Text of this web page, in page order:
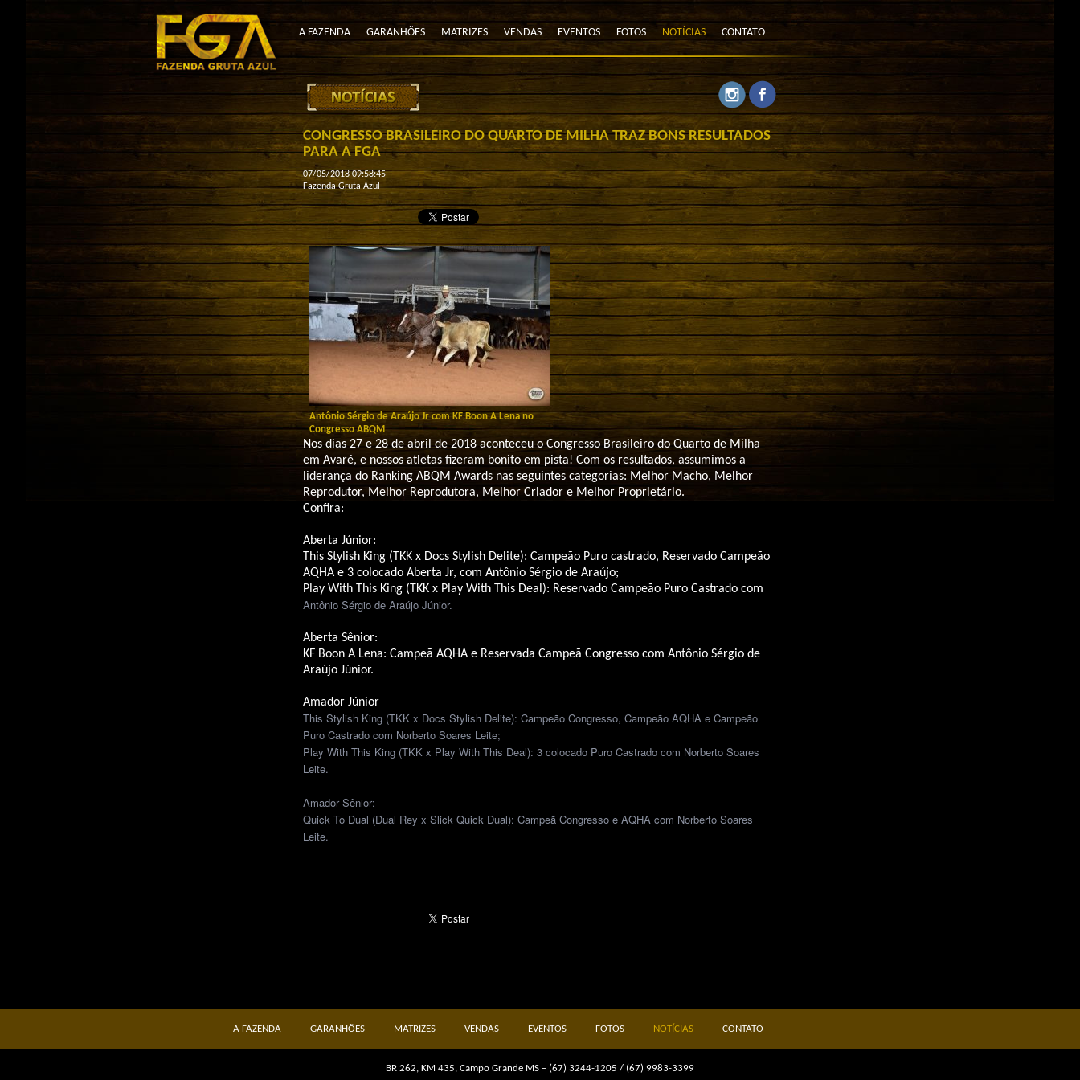
A FAZENDA GARANHÕES MATRIZES VENDAS EVENTOS FOTOS NOTÍCIAS CONTATO
CONGRESSO BRASILEIRO DO QUARTO DE MILHA TRAZ BONS RESULTADOS
PARA A FGA
07/05/2018 09:58:45
Fazenda Gruta Azul
Antônio Sérgio de Araújo Jr com KF Boon A Lena no
Congresso ABQM
Nos dias 27 e 28 de abril de 2018 aconteceu o Congresso Brasileiro do Quarto de Milha
em Avaré, e nossos atletas fizeram bonito em pista! Com os resultados, assumimos a
liderança do Ranking ABQM Awards nas seguintes categorias: Melhor Macho, Melhor
Reprodutor, Melhor Reprodutora, Melhor Criador e Melhor Proprietário.
Confira:
Aberta Júnior:
This Stylish King (TKK x Docs Stylish Delite): Campeão Puro castrado, Reservado Campeão
AQHA e 3 colocado Aberta Jr, com Antônio Sérgio de Araújo;
Play With This King (TKK x Play With This Deal): Reservado Campeão Puro Castrado com
Antônio Sérgio de Araújo Júnior.
Aberta Sênior:
KF Boon A Lena: Campeã AQHA e Reservada Campeã Congresso com Antônio Sérgio de
Araújo Júnior.
Amador Júnior
This Stylish King (TKK x Docs Stylish Delite): Campeão Congresso, Campeão AQHA e Campeão
Puro Castrado com Norberto Soares Leite;
Play With This King (TKK x Play With This Deal): 3 colocado Puro Castrado com Norberto Soares
Leite.
Amador Sênior:
Quick To Dual (Dual Rey x Slick Quick Dual): Campeã Congresso e AQHA com Norberto Soares
Leite.
A FAZENDA GARANHÕES MATRIZES VENDAS EVENTOS FOTOS NOTÍCIAS CONTATO
BR 262, KM 435, Campo Grande MS – (67) 3244-1205 / (67) 9983-3399